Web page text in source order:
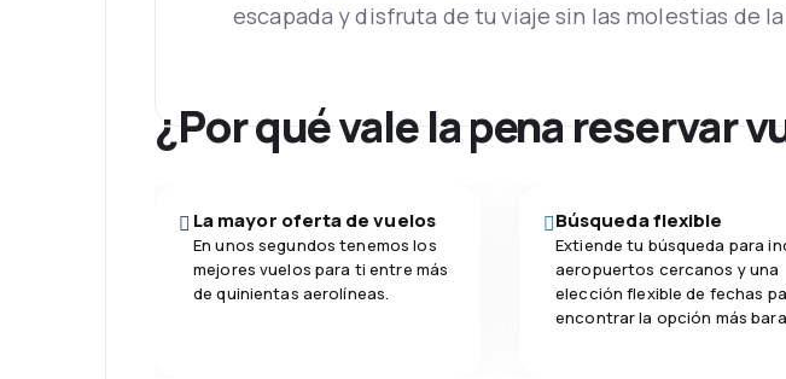
escapada y disfruta de tu viaje sin las molestias de
¿Por qué vale la pena reservar
La mayor oferta de vuelos
En unos segundos tenemos los
mejores vuelos para ti entre más
de quinientas aerolíneas.
Búsqueda flexible
Extiende tu búsqueda para
aeropuertos cercanos y una
elección flexible de fechas
encontrar la opción más